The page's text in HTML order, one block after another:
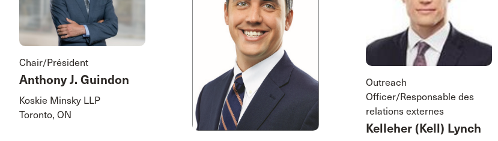
Chair/Président
Anthony J. Guindon
Koskie Minsky LLP
Toronto, ON
Outreach
Officer/Responsable des
relations externes
Kelleher (Kell) Lynch